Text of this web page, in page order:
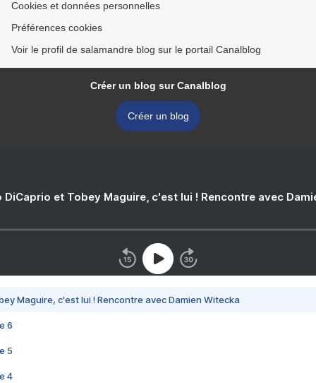
Cookies et données personnelles
Préférences cookies
Voir le profil de salamandre blog sur le portail Canalblog
Créer un blog sur Canalblog
Créer un blog
DiCaprio et Tobey Maguire, c'est lui ! Rencontre avec
Maguire, c'est lui ! Rencontre avec Damien Witecka
6
5
4